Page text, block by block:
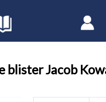
blister Jacob